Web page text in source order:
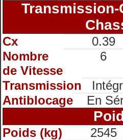
Cx 0.39
Nombre
de Vitesse
6
Transmission
Antiblocage
En
Poids (kg) 2545